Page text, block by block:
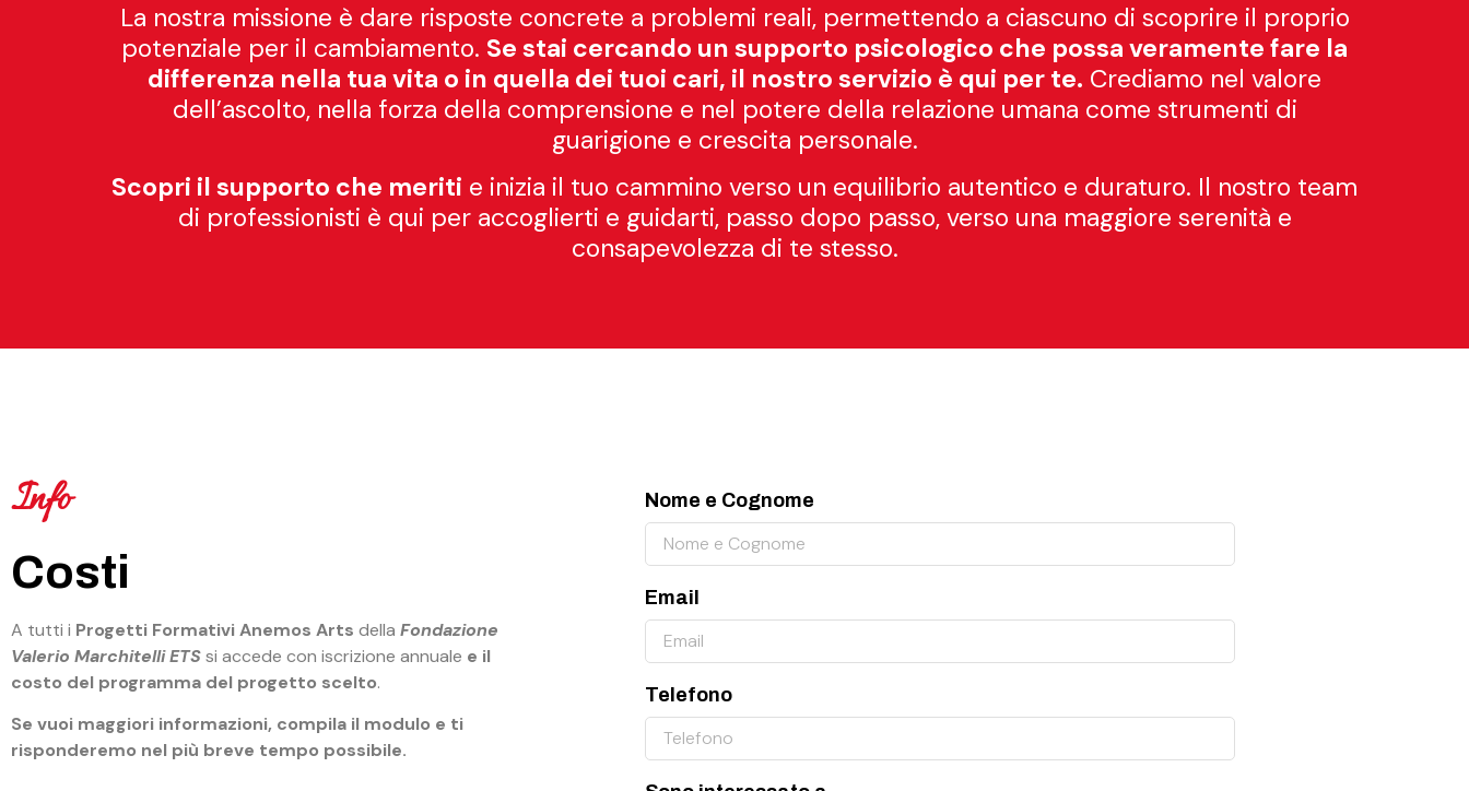
La nostra missione è dare risposte concrete a problemi reali, permettendo a ciascuno di scoprire il proprio
potenziale per il cambiamento. Se stai cercando un supporto psicologico che possa veramente fare la
differenza nella tua vita o in quella dei tuoi cari, il nostro servizio è qui per te. Crediamo nel valore
dell’ascolto, nella forza della comprensione e nel potere della relazione umana come strumenti di
guarigione e crescita personale.
Scopri il supporto che meriti e inizia il tuo cammino verso un equilibrio autentico e duraturo. Il nostro team
di professionisti è qui per accoglierti e guidarti, passo dopo passo, verso una maggiore serenità e
consapevolezza di te stesso.
Info
Costi
A tutti i Progetti Formativi Anemos Arts della Fondazione
Valerio Marchitelli ETSsi accede con iscrizione annuale e il
costo del programma del progetto scelto.
Se vuoi maggiori informazioni, compila il modulo e ti
risponderemo nel più breve tempo possibile.
Nome e Cognome
Email
Telefono